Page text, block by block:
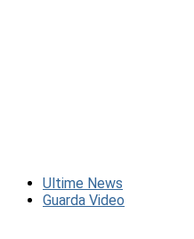
Ultime News
Guarda Video